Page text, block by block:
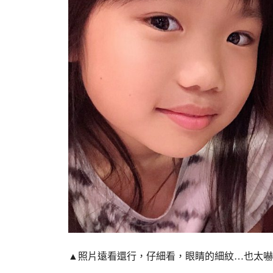
▲照片遠看還行，仔細看，眼睛的細紋…也太